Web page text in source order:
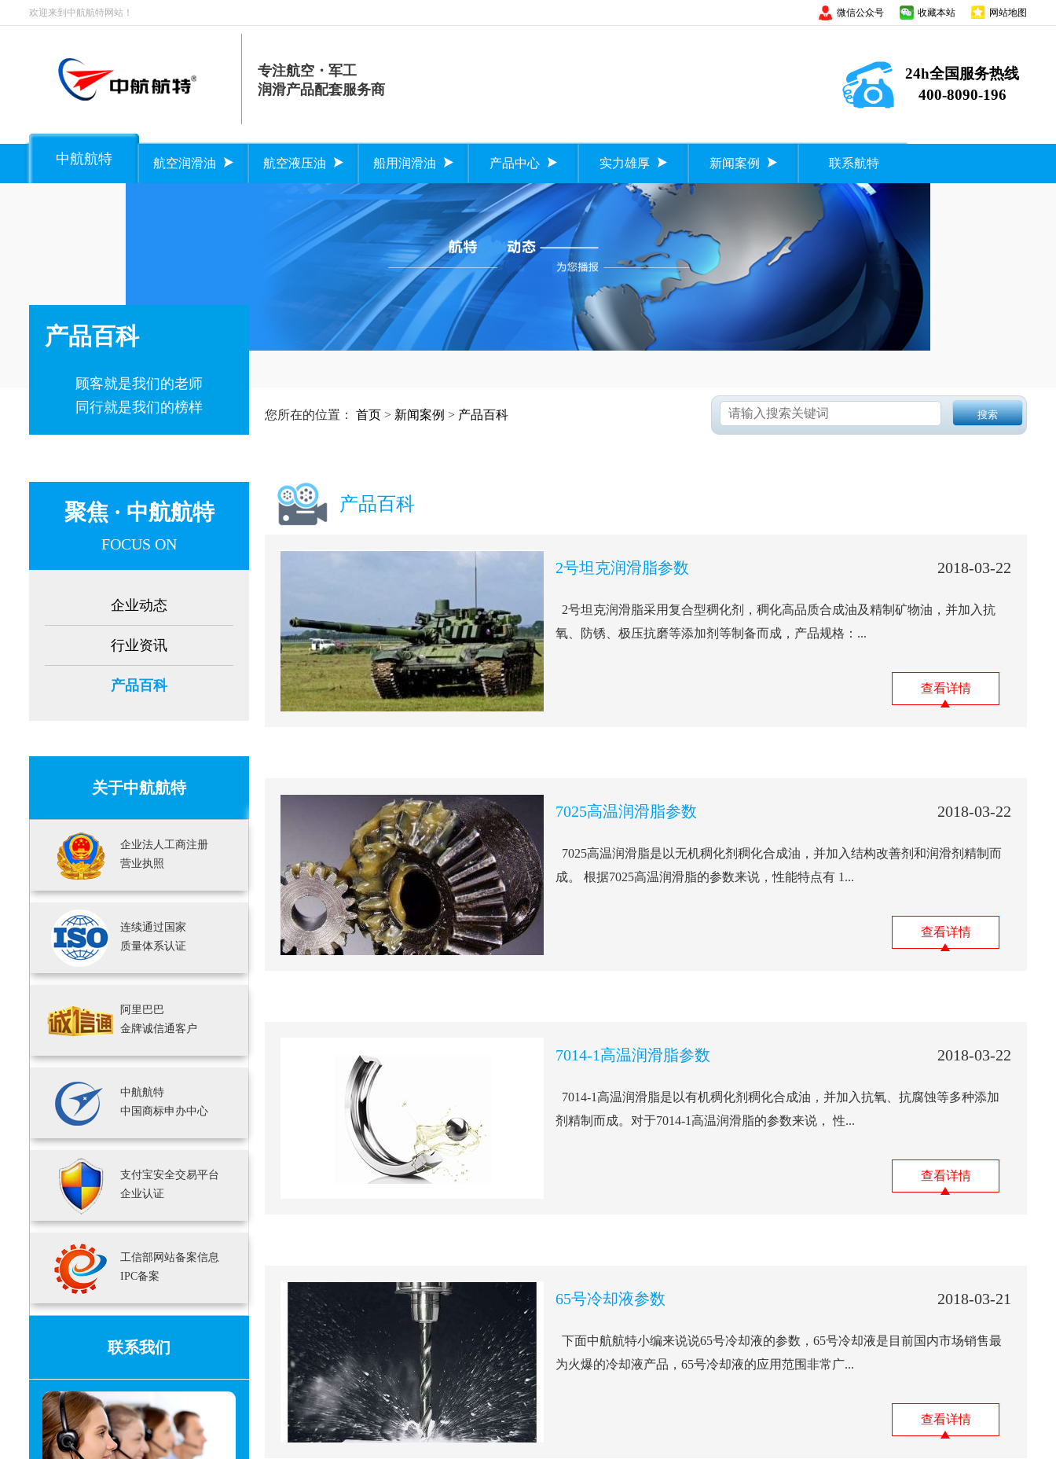
欢迎来到中航航特网站！ 微信公众号 收藏本站 网站地图
专注航空・军工
润滑产品配套服务商
24h全国服务热线
400-8090-196
中航航特 航空润滑油 航空液压油 船用润滑油 产品中心 实力雄厚 新闻案例 联系航特
产品百科
顾客就是我们的老师
同行就是我们的榜样
您所在的位置： 首页 > 新闻案例 > 产品百科 搜索
聚焦 · 中航航特
FOCUS ON
企业动态
行业资讯
产品百科
关于中航航特
企业法人工商注册
营业执照
连续通过国家
质量体系认证
阿里巴巴
金牌诚信通客户
中航航特
中国商标申办中心
支付宝安全交易平台
企业认证
工信部网站备案信息
IPC备案
联系我们
产品百科
2号坦克润滑脂参数 2018-03-22
2号坦克润滑脂采用复合型稠化剂，稠化高品质合成油及精制矿物油，并加入抗
氧、防锈、极压抗磨等添加剂等制备而成，产品规格：...
查看详情
7025高温润滑脂参数 2018-03-22
7025高温润滑脂是以无机稠化剂稠化合成油，并加入结构改善剂和润滑剂精制而
成。 根据7025高温润滑脂的参数来说，性能特点有 1...
查看详情
7014-1高温润滑脂参数 2018-03-22
7014-1高温润滑脂是以有机稠化剂稠化合成油，并加入抗氧、抗腐蚀等多种添加
剂精制而成。对于7014-1高温润滑脂的参数来说， 性...
查看详情
65号冷却液参数 2018-03-21
下面中航航特小编来说说65号冷却液的参数，65号冷却液是目前国内市场销售最
为火爆的冷却液产品，65号冷却液的应用范围非常广...
查看详情